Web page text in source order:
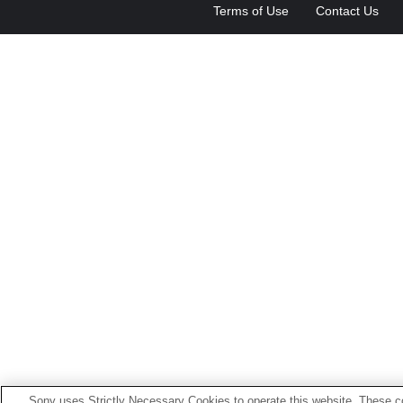
Terms of Use Contact Us